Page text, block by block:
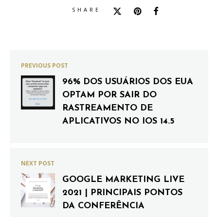
SHARE
PREVIOUS POST
96% DOS USUÁRIOS DOS EUA
OPTAM POR SAIR DO
RASTREAMENTO DE
APLICATIVOS NO IOS 14.5
NEXT POST
GOOGLE MARKETING LIVE
2021 | PRINCIPAIS PONTOS
DA CONFERÊNCIA